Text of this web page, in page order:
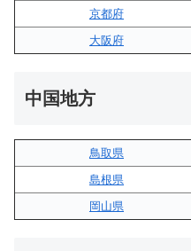
京都府
大阪府
中国地方
鳥取県
島根県
岡山県